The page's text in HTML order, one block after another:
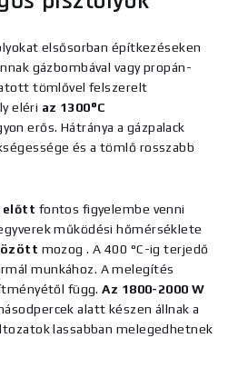
elsősorban építkezéseken
gázbombával vagy propán-
tömlővel felszerelt
eléri az 1300°C
erős. Hátránya a gázpalack
és a tömlő rosszabb
előtt fontos figyelembe venni
működési hőmérséklete
mozog. A 400 °C-ig terjedő
munkához. A melegítés
függ. Az 1800-2000 W
alatt készen állnak a
lassabban melegedhetnek